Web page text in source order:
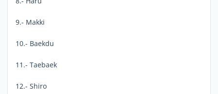
9.- Makki
10.- Baekdu
11.- Taebaek
12.- Shiro